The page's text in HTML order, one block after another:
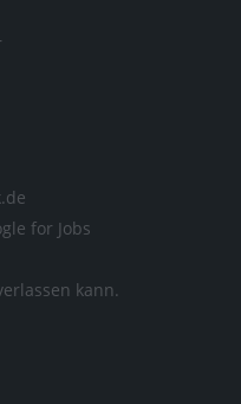
for Jobs
kann.